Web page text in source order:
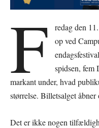
F
redag den
op ved
spidsen, fem
markant under, hvad
størrelse. Billetsalget
Det er ikke nogen